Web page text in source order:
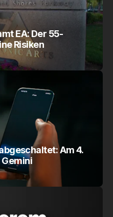
EA: Der 55-
Risiken
Am 4.